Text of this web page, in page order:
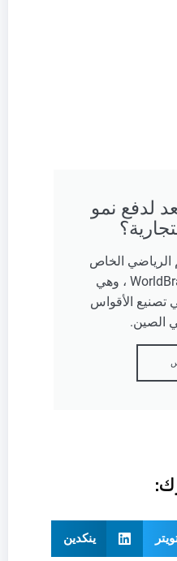
لدفع نمو
الخاص
بك في شركة WorldBrace ، وهي
الأقواس
الصين.
ينكدين